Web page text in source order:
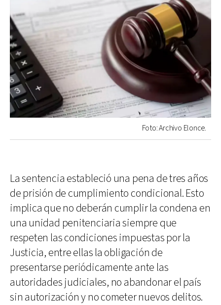
Foto: Archivo Elonce.
La sentencia estableció una pena de tres años
de prisión de cumplimiento condicional. Esto
implica que no deberán cumplir la condena en
una unidad penitenciaria siempre que
respeten las condiciones impuestas por la
Justicia, entre ellas la obligación de
presentarse periódicamente ante las
autoridades judiciales, no abandonar el país
sin autorización y no cometer nuevos delitos.